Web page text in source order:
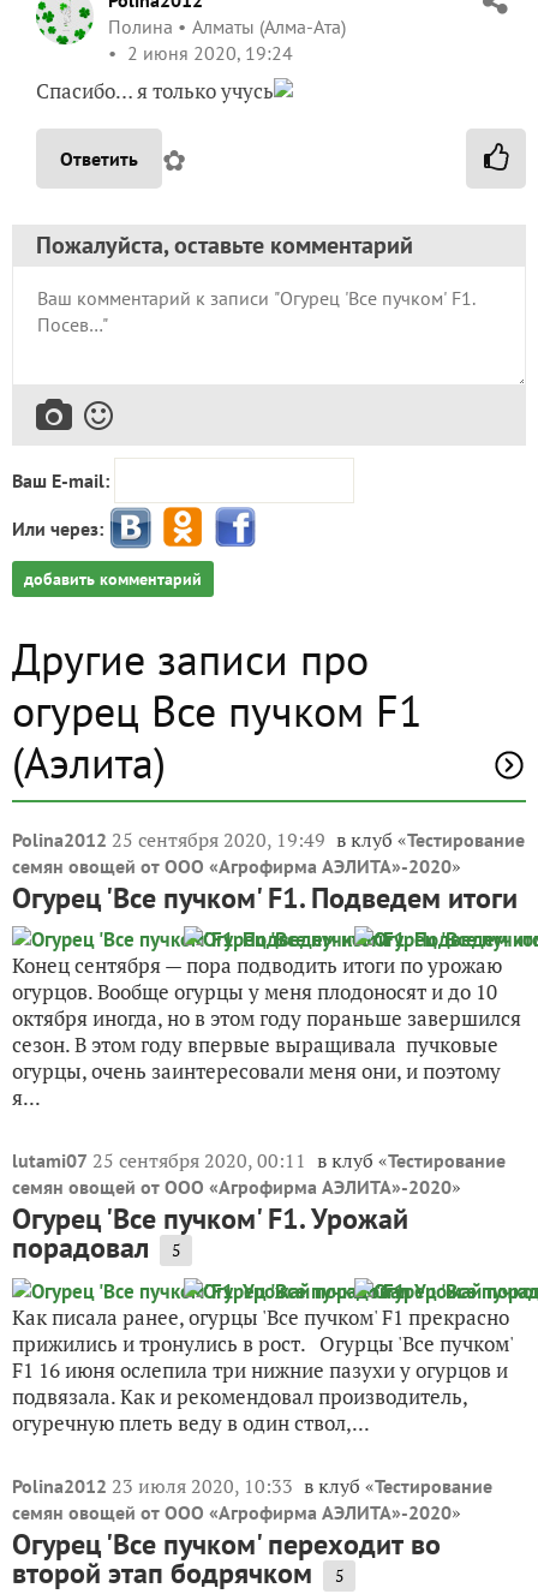
Полина
Алматы (Алма-Ата)
2 июня 2020, 19:24
Спасибо… я только учусь
Ответить ✿
Пожалуйста, оставьте комментарий
Ваш E-mail:
Или через:
добавить комментарий
Другие записи про
огурец Все пучком F1
(Аэлита)
Polina2012 25 сентября 2020, 19:49 в клуб «Тестирование
семян овощей от ООО «Агрофирма АЭЛИТА»-2020»
Огурец 'Все пучком' F1. Подведем итоги
Конец сентября — пора подводить итоги по урожаю
огурцов. Вообще огурцы у меня плодоносят и до 10
октября иногда, но в этом году пораньше завершился
сезон. В этом году впервые выращивала пучковые
огурцы, очень заинтересовали меня они, и поэтому
я...
lutami07 25 сентября 2020, 00:11 в клуб «Тестирование
семян овощей от ООО «Агрофирма АЭЛИТА»-2020»
Огурец 'Все пучком' F1. Урожай
порадовал 5
Как писала ранее, огурцы 'Все пучком' F1 прекрасно
прижились и тронулись в рост. Огурцы 'Все пучком'
F1 16 июня ослепила три нижние пазухи у огурцов и
подвязала. Как и рекомендовал производитель,
огуречную плеть веду в один ствол,...
Polina2012 23 июля 2020, 10:33 в клуб «Тестирование
семян овощей от ООО «Агрофирма АЭЛИТА»-2020»
Огурец 'Все пучком' переходит во
второй этап бодрячком 5